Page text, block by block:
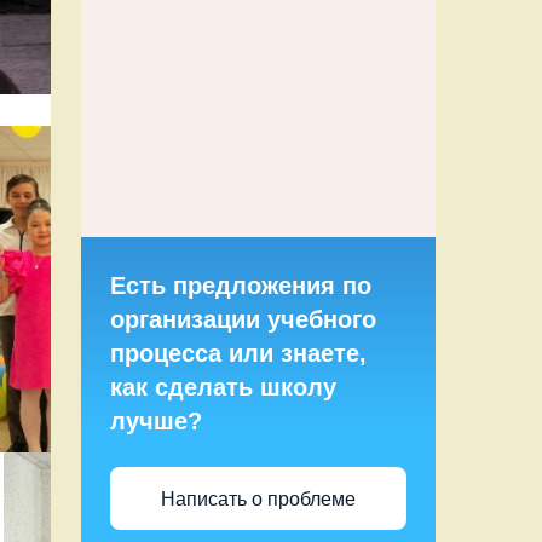
Есть предложения по
организации учебного
процесса или знаете,
как сделать школу
лучше?
Написать о проблеме